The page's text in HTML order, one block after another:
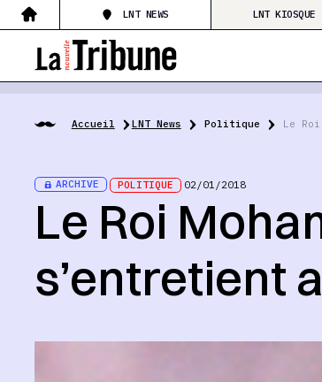
LNT NEWS LNT KIOSQUE
Accueil LNT News Politique Le Roi
ARCHIVE POLITIQUE 02/01/2018
Le Roi
s’entretient